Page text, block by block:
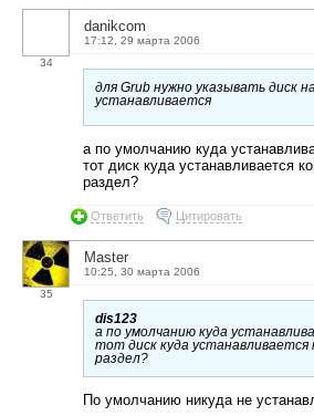
34
danikcom
17:12, 29 марта 2006
для Grub нужно указывать диск
устанавливается
а по умолчанию куда
тот диск куда устанавливается
раздел?
Ответить Цитировать
35
Master
10:25, 30 марта 2006
dis123
а по умолчанию куда
тот диск куда устанавливается
раздел?
По умолчанию никуда не